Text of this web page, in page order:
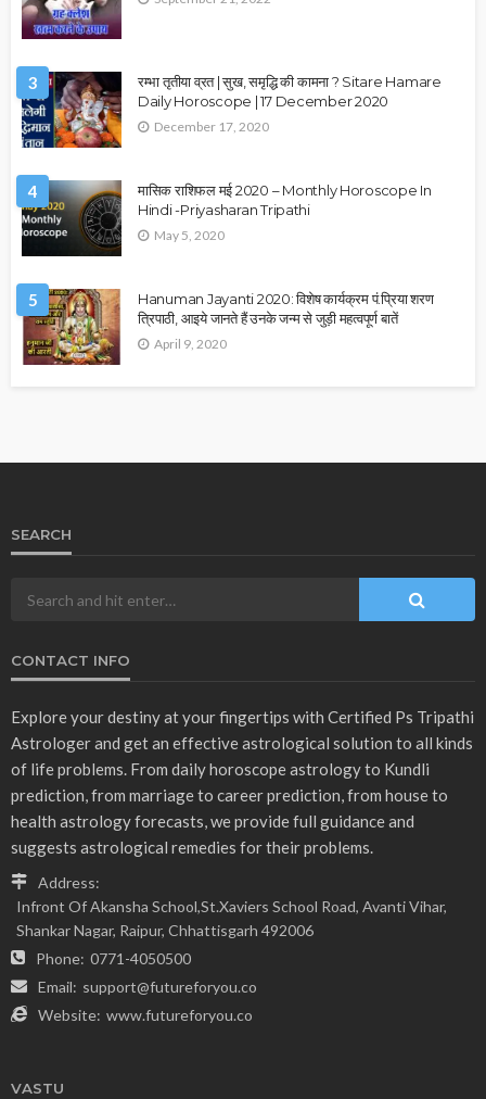
3
रम्भा तृतीया व्रत | सुख, समृद्धि की कामना ? Sitare Hamare
Daily Horoscope | 17 December 2020
December 17, 2020
4
मासिक राशिफल मई 2020 – Monthly Horoscope In
Hindi -Priyasharan Tripathi
May 5, 2020
5
Hanuman Jayanti 2020: विशेष कार्यक्रम पं.प्रिया शरण
त्रिपाठी, आइये जानते हैं उनके जन्म से जुड़ी महत्वपूर्ण बातें
April 9, 2020
SEARCH
CONTACT INFO
Explore your destiny at your fingertips with Certified Ps Tripathi
Astrologer and get an effective astrological solution to all kinds
of life problems. From daily horoscope astrology to Kundli
prediction, from marriage to career prediction, from house to
health astrology forecasts, we provide full guidance and
suggests astrological remedies for their problems.
Address:
Infront Of Akansha School,St.Xaviers School Road, Avanti Vihar,
Shankar Nagar, Raipur, Chhattisgarh 492006
Phone: 0771-4050500
Email: support@futureforyou.co
Website: www.futureforyou.co
VASTU